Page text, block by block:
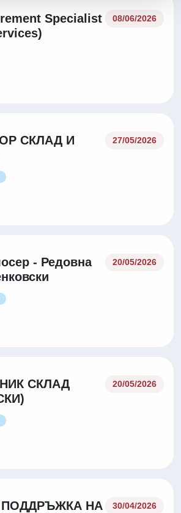
Specialist
08/06/2026
СКЛАД И
27/05/2026
- Редовна
20/05/2026
СКЛАД
20/05/2026
ПОДДРЪЖКА НА
30/04/2026